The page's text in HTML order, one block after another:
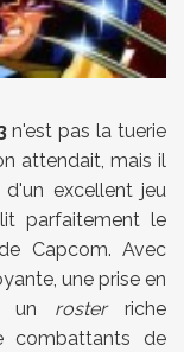
n'est pas la tuerie
attendait, mais il
excellent jeu
parfaitement le
Capcom. Avec
une prise en
un rosterriche
combattants de